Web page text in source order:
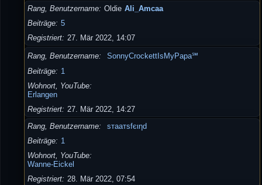
Rang, Benutzername Oldie Ali_Amcaa
Beiträge 5
Registriert 27. Mär 2022, 14:07
Rang, Benutzername
SonnyCrockettIsMyPapa℠
Beiträge
1
Wohnort, YouTube
Erlangen
Registriert 27. Mär 2022, 14:27
Rang, Benutzername
ѕтaaтѕfєιηd
Beiträge
1
Wohnort, YouTube
Wanne-Eickel
Registriert 28. Mär 2022, 07:54